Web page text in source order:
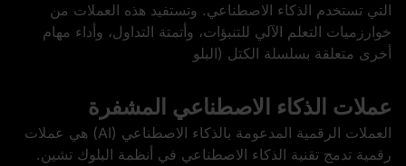
التي تستخدم الذكاء الاصطناعي. وتستفيد هذه العملات من
خوارزميات التعلم الآلي للتنبؤات، وأتمتة التداول، وأداء مهام
أخرى متعلقة بسلسلة الكتل (البلو
عملات الذكاء الاصطناعي المشفرة
العملات الرقمية المدعومة بالذكاء الاصطناعي (AI) هي عملات
رقمية تدمج تقنية الذكاء الاصطناعي في أنظمة البلوك تشين.